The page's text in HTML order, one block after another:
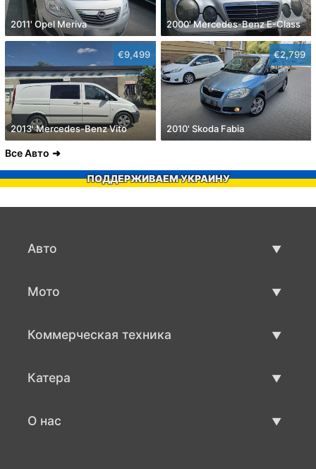
2011' Opel Meriva 2000' Mercedes-Benz E-Class
€9,499
2013' Mercedes-Benz Vito
€2,799
2010' Skoda Fabia
Все Авто
ПОДДЕРЖИВАЕМ УКРАИНУ
Авто
Мото
Коммерческая техника
Катера
О нас